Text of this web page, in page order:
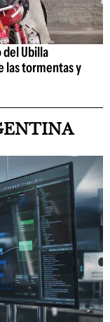
Ubilla
las tormentas y